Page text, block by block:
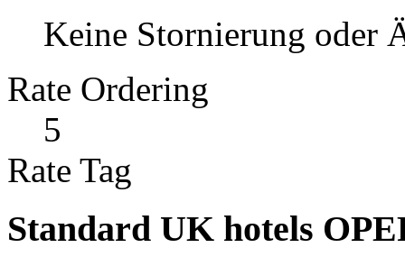
Keine Stornierung oder
Rate Ordering
5
Rate Tag
Standard UK hotels